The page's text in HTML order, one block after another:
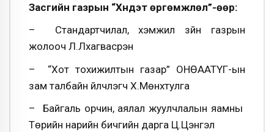
Засгийн газрын “Хүндэт өргөмжлөл”-өөр:
– Стандартчилал, хэмжил зүйн газрын
жолооч Л.Лхагвасүрэн
– “Хот тохижилтын газар” ОНӨААТҮГ-ын
зам талбайн үйлчлэгч Х.Мөнхтулга
– Байгаль орчин, аялал жуулчлалын яамны
Төрийн нарийн бичгийн дарга Ц.Цэнгэл